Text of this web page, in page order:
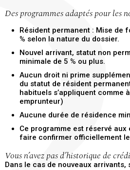
Des programmes adaptés pour les
Résident permanent : Mise de
% selon la nature du dossier.
Nouvel arrivant, statut non
minimale de 5 % ou plus.
Aucun droit ni prime
du statut de résident
habituels s’appliquent comme
emprunteur)
Aucune durée de résidence
Ce programme est réservé
faire confirmer officiellement
Vous n’avez pas d’historique de
Dans le cas de nouveaux arrivants,